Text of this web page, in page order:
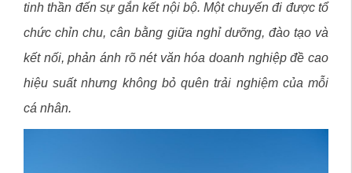
tinh thần đến sự gắn kết nội bộ. Một chuyến đi được tổ
chức chỉn chu, cân bằng giữa nghỉ dưỡng, đào tạo và
kết nối, phản ánh rõ nét văn hóa doanh nghiệp đề cao
hiệu suất nhưng không bỏ quên trải nghiệm của mỗi
cá nhân.